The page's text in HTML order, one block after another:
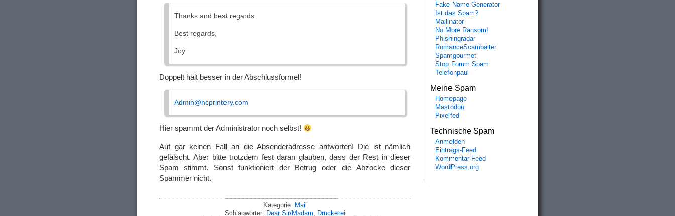
Thanks and best regards
Best regards,
Joy
Doppelt hält besser in der Abschlussformel!
Admin@hcprintery.com
Hier spammt der Administrator noch selbst!
Auf gar keinen Fall an die Absenderadresse antworten! Die ist nämlich
gefälscht. Aber bitte trotzdem fest daran glauben, dass der Rest in dieser
Spam stimmt. Sonst funktioniert der Betrug oder die Abzocke dieser
Spammer nicht.
Kategorie: Mail
Schlagwörter: Dear Sir/Madam
Druckerei
Fake Name Generator
Ist das Spam?
Mailinator
No More Ransom!
Phishingradar
RomanceScambaiter
Spamgourmet
Stop Forum Spam
Telefonpaul
Meine Spam
Homepage
Mastodon
Pixelfed
Technische Spam
Anmelden
Eintrags-Feed
Kommentar-Feed
WordPress.org